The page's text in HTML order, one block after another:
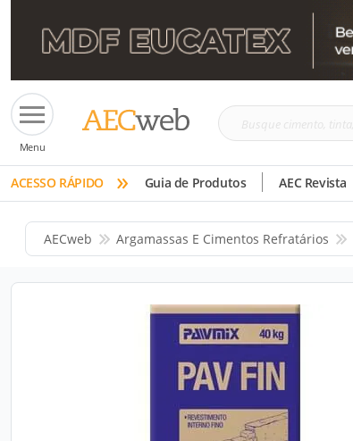
Menu
Busque
tinta,
etc
ACESSO RÁPIDO » Guia de Produtos AEC Revista
AECweb Argamassas E Cimentos Refratários